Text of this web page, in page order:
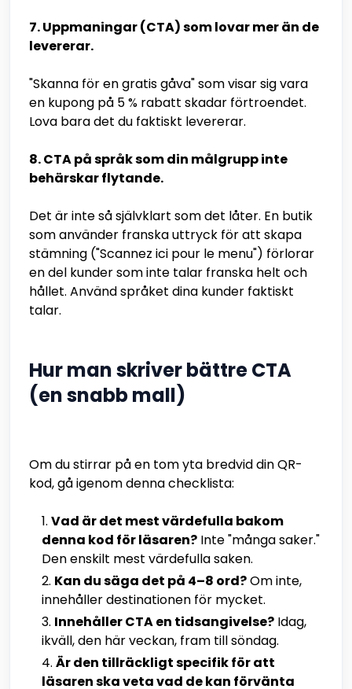
7. Uppmaningar (CTA) som lovar mer än de
levererar.
"Skanna för en gratis gåva" som visar sig vara
en kupong på 5 % rabatt skadar förtroendet.
Lova bara det du faktiskt levererar.
8. CTA på språk som din målgrupp inte
behärskar flytande.
Det är inte så självklart som det låter. En butik
som använder franska uttryck för att skapa
stämning ("Scannez ici pour le menu") förlorar
en del kunder som inte talar franska helt och
hållet. Använd språket dina kunder faktiskt
talar.
Hur man skriver bättre CTA
(en snabb mall)
Om du stirrar på en tom yta bredvid din QR-
kod, gå igenom denna checklista:
Vad är det mest värdefulla bakom
denna kod för läsaren? Inte "många saker."
Den enskilt mest värdefulla saken.
Kan du säga det på 4–8 ord?Om inte,
innehåller destinationen för mycket.
Innehåller CTA en tidsangivelse? Idag,
ikväll, den här veckan, fram till söndag.
Är den tillräckligt specifik för att
läsaren ska veta vad de kan förvänta